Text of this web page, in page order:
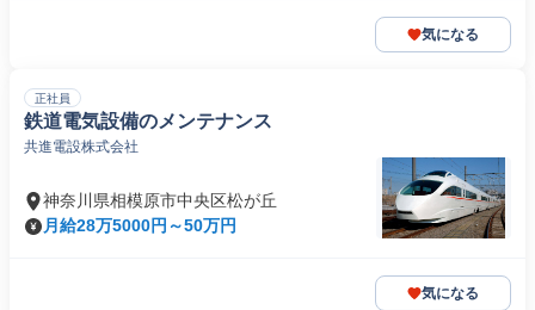
気になる
正社員
鉄道電気設備のメンテナンス
共進電設株式会社
神奈川県相模原市中央区松が丘
月給28万5000円～50万円
気になる